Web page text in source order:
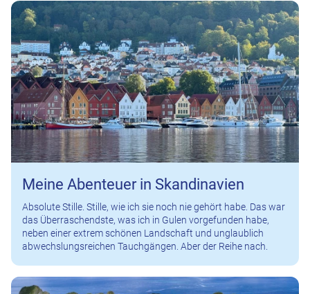
Meine Abenteuer in Skandinavien
Absolute Stille. Stille, wie ich sie noch nie gehört habe. Das war
das Überraschendste, was ich in Gulen vorgefunden habe,
neben einer extrem schönen Landschaft und unglaublich
abwechslungsreichen Tauchgängen. Aber der Reihe nach.